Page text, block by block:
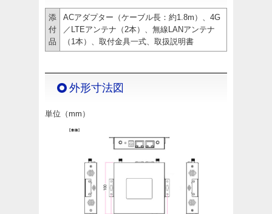
添
付
品
ACアダプター（ケーブル長：約1.8m）、4G
／LTEアンテナ（2本）、無線LANアンテナ
（1本）、取付金具一式、取扱説明書
外形寸法図
単位（mm）